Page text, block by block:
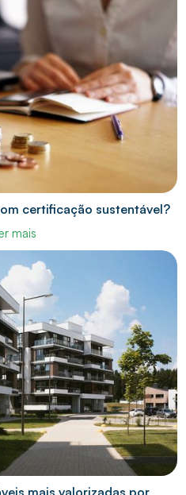
certificação sustentável?
mais
mais valorizadas por